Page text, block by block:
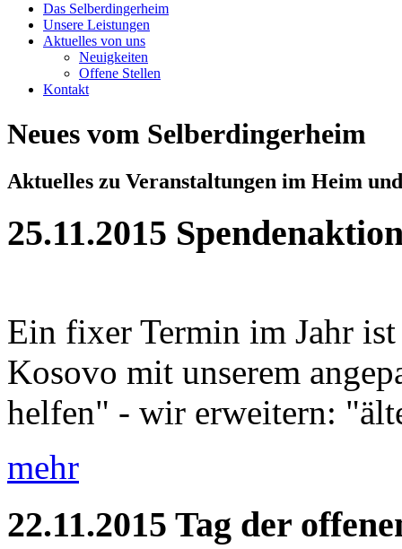
Das Selberdingerheim
Unsere Leistungen
Aktuelles von uns
Neuigkeiten
Offene Stellen
Kontakt
Neues vom Selberdingerheim
Aktuelles zu Veranstaltungen im Heim
25.11.2015
Ein fixer Termin im Jahr
Kosovo mit unserem
helfen" - wir erweitern:
mehr
22.11.2015 Tag der